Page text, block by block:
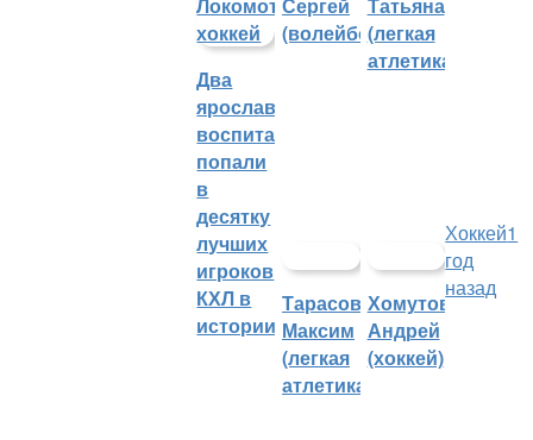
Два
ярославских
воспитанника
попали
в
десятку
лучших
игроков
КХЛ в
истории
(волейбол)(легкая
атлетика)
Тарасов
Максим
(легкая
атлетика)
Хомутов
Андрей
(хоккей)
Хоккей1
год
назад